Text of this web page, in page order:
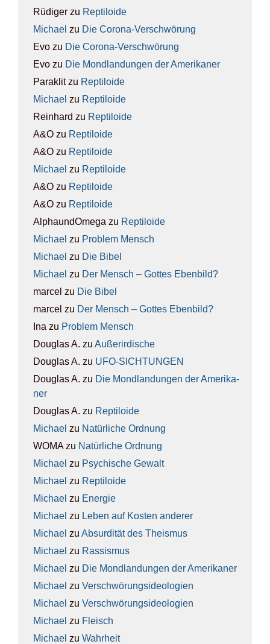
Rüdiger zu Rep­ti­lo­ide
Michael zu Die Coro­na-Ver­schwö­rung
Evo zu Die Coro­na-Ver­schwö­rung
Evo zu Die Mond­lan­dun­gen der Ame­ri­ka­ner
Paraklitzu Rep­ti­lo­ide
Michael zu Rep­ti­lo­ide
Reinhard zu Rep­ti­lo­ide
A&O zu Rep­ti­lo­ide
A&O zu Rep­ti­lo­ide
Michael zu Rep­ti­lo­ide
A&O zu Rep­ti­lo­ide
A&O zu Rep­ti­lo­ide
AlphaundOmega zu Rep­ti­lo­ide
Michael zu Pro­blem Mensch
Michael zu Die Bibel
Michael zu Der Mensch – Got­tes Eben­bild?
marcel zu Die Bibel
marcel zu Der Mensch – Got­tes Eben­bild?
Ina zu Pro­blem Mensch
Douglas A. zu Außer­ir­di­sche
Douglas A. zu UFO-SICH­TUN­GEN
Douglas A. zu Die Mond­lan­dun­gen der Ame­ri­ka­
ner
Douglas A. zu Rep­ti­lo­ide
Michael zu Natür­li­che Ord­nung
WOMAzu Natür­li­che Ord­nung
Michael zu Psy­chi­sche Gewalt
Michael zu Rep­ti­lo­ide
Michael zu Ener­gie
Michael zu Leben auf Kos­ten ande­rer
Michael zu Absur­di­tät des The­is­mus
Michael zu Ras­sis­mus
Michael zu Die Mond­lan­dun­gen der Ame­ri­ka­ner
Michael zu Ver­schwö­rungs­ideo­lo­gien
Michael zu Ver­schwö­rungs­ideo­lo­gien
Michael zu Fleisch
Michael zu Wahr­heit